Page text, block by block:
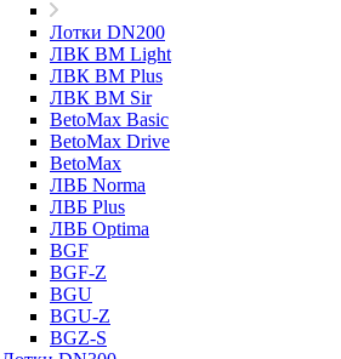
Лотки DN200
ЛВК ВМ Light
ЛВК ВМ Plus
ЛВК ВМ Sir
BetoMax Basic
BetoMax Drive
BetoMax
ЛВБ Norma
ЛВБ Plus
ЛВБ Optima
BGF
BGF-Z
BGU
BGU-Z
BGZ-S